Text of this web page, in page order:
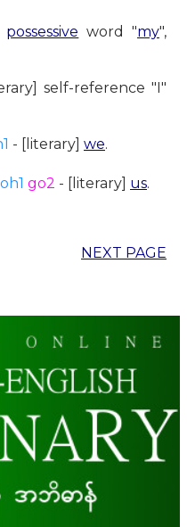
possessive word "my",
self-reference "I"
- [literary] we.
go2 - [literary] us.
NEXT PAGE